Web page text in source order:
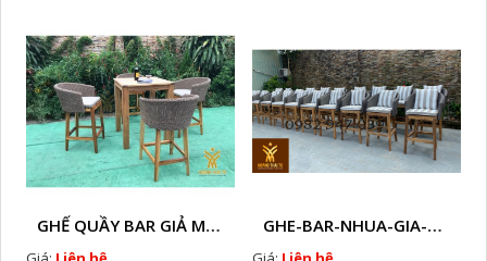
GHẾ QUẦY BAR GIẢ MÂY HTT - GB14 GHE-BAR-NHUA-GIA-MAY-NGOAI-TROI-A2